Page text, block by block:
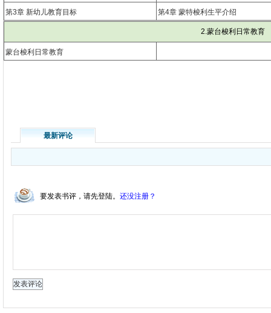
第3章 新幼儿教育目标 第4章 蒙特梭利生平介绍
2.蒙台梭利日常教育
蒙台梭利日常教育
最新评论
要发表书评，请先登陆。 还没注册？